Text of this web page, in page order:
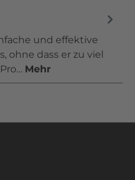
und effektive
ohne dass er zu viel
Mehr